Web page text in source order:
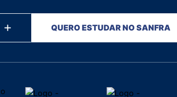
QUERO ESTUDAR NO SANFRA